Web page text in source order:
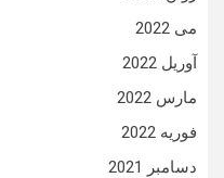
می 2022
آوریل 2022
مارس 2022
فوریه 2022
دسامبر 2021